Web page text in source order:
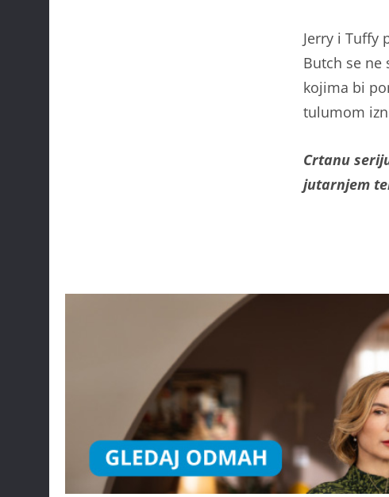
Jerry i Tuffy
Butch se ne
kojima bi
tulumom
Crtanu
jutarnjem